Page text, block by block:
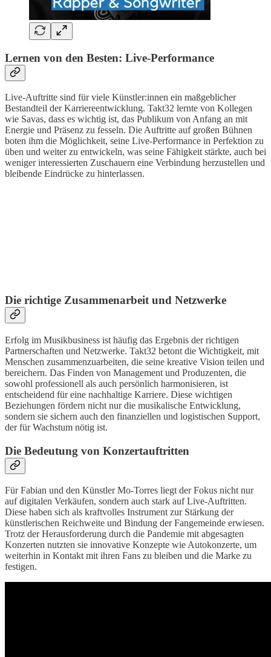
Lernen von den Besten: Live-Performance
Live-Auftritte sind für viele Künstler:innen ein maßgeblicher
Bestandteil der Karriereentwicklung. Takt32 lernte von Kollegen
wie Savas, dass es wichtig ist, das Publikum von Anfang an mit
Energie und Präsenz zu fesseln. Die Auftritte auf großen Bühnen
boten ihm die Möglichkeit, seine Live-Performance in Perfektion zu
üben und weiter zu entwickeln, was seine Fähigkeit stärkte, auch bei
weniger interessierten Zuschauern eine Verbindung herzustellen und
bleibende Eindrücke zu hinterlassen.
Die richtige Zusammenarbeit und Netzwerke
Erfolg im Musikbusiness ist häufig das Ergebnis der richtigen
Partnerschaften und Netzwerke. Takt32 betont die Wichtigkeit, mit
Menschen zusammenzuarbeiten, die seine kreative Vision teilen und
bereichern. Das Finden von Management und Produzenten, die
sowohl professionell als auch persönlich harmonisieren, ist
entscheidend für eine nachhaltige Karriere. Diese wichtigen
Beziehungen fördern nicht nur die musikalische Entwicklung,
sondern sie sichern auch den finanziellen und logistischen Support,
der für Wachstum nötig ist.
Die Bedeutung von Konzertauftritten
Für Fabian und den Künstler Mo-Torres liegt der Fokus nicht nur
auf digitalen Verkäufen, sondern auch stark auf Live-Auftritten.
Diese haben sich als kraftvolles Instrument zur Stärkung der
künstlerischen Reichweite und Bindung der Fangemeinde erwiesen.
Trotz der Herausforderung durch die Pandemie mit abgesagten
Konzerten nutzten sie innovative Konzepte wie Autokonzerte, um
weiterhin in Kontakt mit ihren Fans zu bleiben und die Marke zu
festigen.